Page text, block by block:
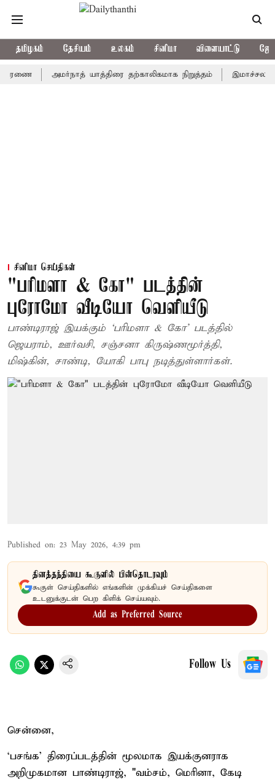
தமிழகம் தேசியம் உலகம் சினிமா விளையாட்டு
அமர்நாத் யாத்திரை தற்காலிகமாக நிறுத்தம் இமாச்சலத்தில்
சினிமா செய்திகள்
"பரிமளா & கோ" படத்தின்
புரோமோ வீடியோ வெளியீடு
பாண்டிராஜ் இயக்கும் ‘பரிமளா & கோ’ படத்தில்
ஜெயராம், ஊர்வசி, சஞ்சனா கிருஷ்ணமூர்த்தி,
மிஷ்கின், சாண்டி, யோகி பாபு நடித்துள்ளார்கள்.
Published on: 23 May 2026, 4:39 pm
தினத்தந்தியை கூகுளில் பின்தொடரவும்
கூகுள் செய்திகளில் எங்களின் முக்கியச் செய்திகளை
உடனுக்குடன் பெற கிளிக் செய்யவும்.
Add as Preferred Source
Follow Us
சென்னை,
‘பசங்க’ திரைப்படத்தின் மூலமாக இயக்குனராக
அறிமுகமான பாண்டிராஜ், "வம்சம், மெரினா, கேடி